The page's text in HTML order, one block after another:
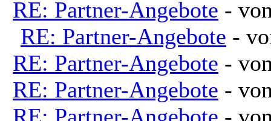
RE: Partner-Angebote -
RE: Partner-Angebote -
RE: Partner-Angebote -
RE: Partner-Angebote -
RE: Partner-Angebote -